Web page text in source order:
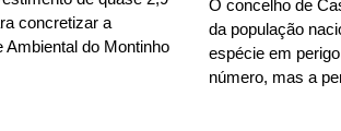
concretizar a
Ambiental do Montinho
O concelho de
da população
espécie em
número, mas a